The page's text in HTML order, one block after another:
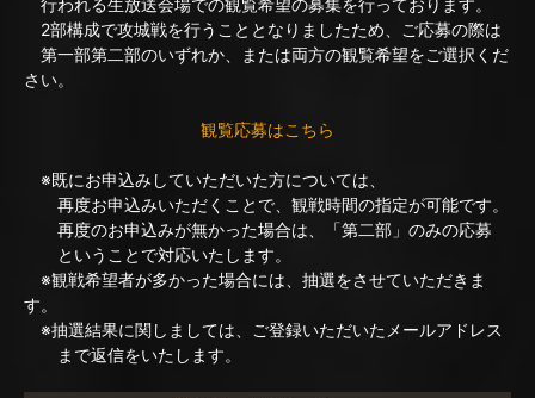
2部構成で攻城戦を行うこととなりましたため、ご応募の際は
第一部第二部のいずれか、または両方の観覧希望をご選択くだ
さい。
観覧応募はこちら
※既にお申込みしていただいた方については、
再度お申込みいただくことで、観戦時間の指定が可能です。
再度のお申込みが無かった場合は、「第二部」のみの応募
ということで対応いたします。
※観戦希望者が多かった場合には、抽選をさせていただきま
す。
※抽選結果に関しましては、ご登録いただいたメールアドレス
まで返信をいたします。